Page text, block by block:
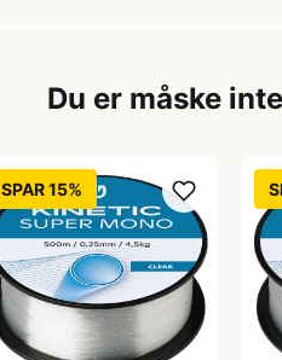
Du er måske
SPAR 15%